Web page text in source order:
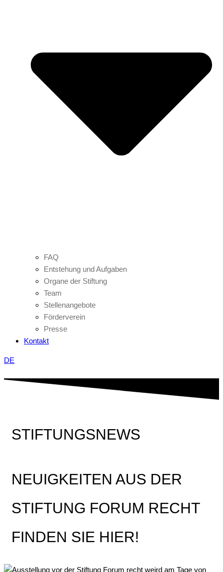
FAQ
Entstehung und Aufgaben
Organe der Stiftung
Team
Stellenangebote
Förderverein
Presse
Kontakt
DE
STIFTUNGSNEWS
NEUIGKEITEN AUS DER
STIFTUNG FORUM RECHT
FINDEN SIE HIER!